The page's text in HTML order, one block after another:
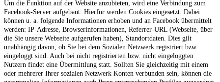
Um die Funktion auf der Website anzubieten, wird eine Verbindung zum
Facebook-Server aufgebaut. Hierfür werden Cookies eingesetzt. Dabei
können u. a. folgende Informationen erhoben und an Facebook übermittelt
werden: IP-Adresse, Browserinformationen, Referrer-URL (Webseite, über
die Sie unsere Webseite aufgerufen haben), Standortdaten. Dies gilt
unabhängig davon, ob Sie bei dem Sozialen Netzwerk registriert bzw.
eingeloggt sind. Auch bei nicht registrierten bzw. nicht eingeloggten
Nutzern findet eine Übermittlung statt. Sollten Sie gleichzeitig mit einem
oder mehrerer Ihrer sozialen Netzwerk Konten verbunden sein, können die